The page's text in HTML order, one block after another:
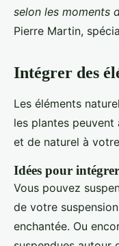
selon les moments
Pierre Martin,
Intégrer des
Les éléments
les plantes
et de naturel à
Idées pour
Vous pouvez
de votre
enchantée. Ou